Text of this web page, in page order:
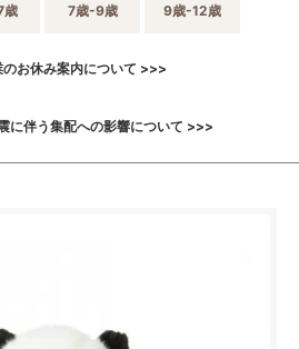
歳 7歳-9歳 9歳-12歳
お休み案内について >>>
に伴う集配への影響について >>>